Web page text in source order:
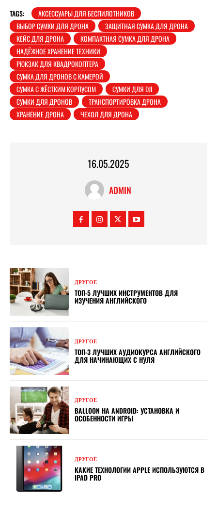
TAGS:
АКСЕССУАРЫ ДЛЯ БЕСПИЛОТНИКОВ
ВЫБОР СУМКИ ДЛЯ ДРОНА
ЗАЩИТНАЯ СУМКА ДЛЯ ДРОНА
КЕЙС ДЛЯ ДРОНА
КОМПАКТНАЯ СУМКА ДЛЯ ДРОНА
НАДЁЖНОЕ ХРАНЕНИЕ ТЕХНИКИ
РЮКЗАК ДЛЯ КВАДРОКОПТЕРА
СУМКА ДЛЯ ДРОНОВ С КАМЕРОЙ
СУМКА С ЖЁСТКИМ КОРПУСОМ
СУМКИ ДЛЯ DJI
СУМКИ ДЛЯ ДРОНОВ
ТРАНСПОРТИРОВКА ДРОНА
ХРАНЕНИЕ ДРОНА
ЧЕХОЛ ДЛЯ ДРОНА
16.05.2025
ADMIN
ДРУГОЕ
ТОП-5 ЛУЧШИХ ИНСТРУМЕНТОВ ДЛЯ
ИЗУЧЕНИЯ АНГЛИЙСКОГО
ДРУГОЕ
ТОП-3 ЛУЧШИХ АУДИОКУРСА АНГЛИЙСКОГО
ДЛЯ НАЧИНАЮЩИХ С НУЛЯ
ДРУГОЕ
BALLOON НА ANDROID: УСТАНОВКА И
ОСОБЕННОСТИ ИГРЫ
ДРУГОЕ
КАКИЕ ТЕХНОЛОГИИ APPLE ИСПОЛЬЗУЮТСЯ В
IPAD PRO